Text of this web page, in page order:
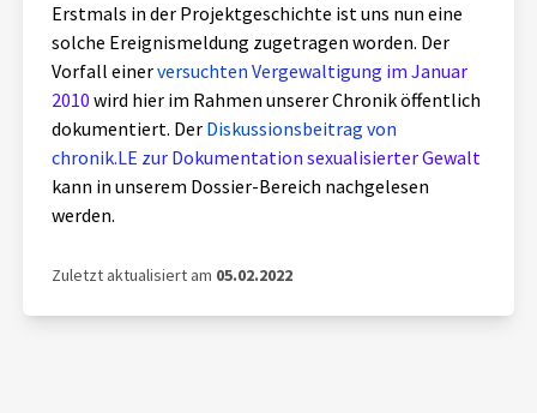
Podcasts
Kontakt
Unterstützer_innen
Spenden
chronik.LE in der Presse
Erstmals in der Projektgeschichte ist uns nun eine
solche Ereignismeldung zugetragen worden. Der
Vorfall einerversuchten Vergewaltigung im Januar
2010 wird hier im Rahmen unserer Chronik öffentlich
dokumentiert. Der Diskussionsbeitrag von
chronik.LE zur Dokumentation sexualisierter Gewalt
kann in unserem Dossier-Bereich nachgelesen
werden.
Zuletzt aktualisiert am 05.02.2022